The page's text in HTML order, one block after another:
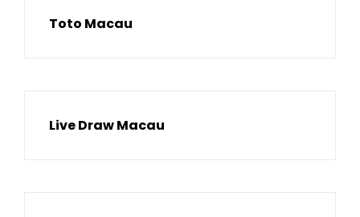
Toto Macau
Live Draw Macau